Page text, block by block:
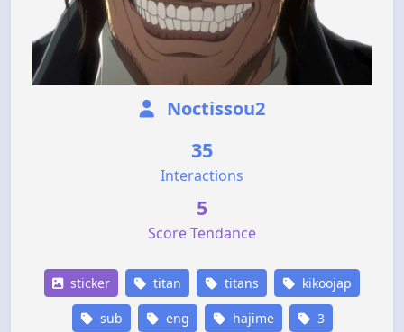
Noctissou2
35
Interactions
5
Score Tendance
sticker titan titans kikoojap
sub eng hajime 3